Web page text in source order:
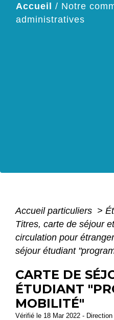
Accueil / Notre
administratives
Accueil particuliers >
Titres, carte de séjour
circulation pour
séjour étudiant
CARTE DE
ÉTUDIANT
MOBILITÉ"
Vérifié le 18 Mar 2022 -